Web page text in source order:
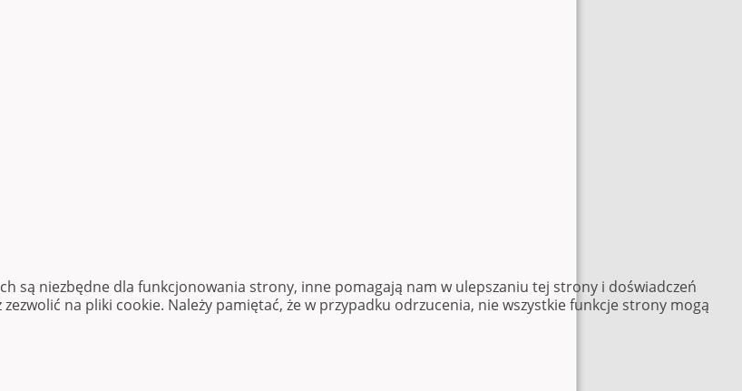
są niezbędne dla funkcjonowania strony, inne pomagają nam w ulepszaniu tej strony i doświadczeń
na pliki cookie. Należy pamiętać, że w przypadku odrzucenia, nie wszystkie funkcje strony mogą